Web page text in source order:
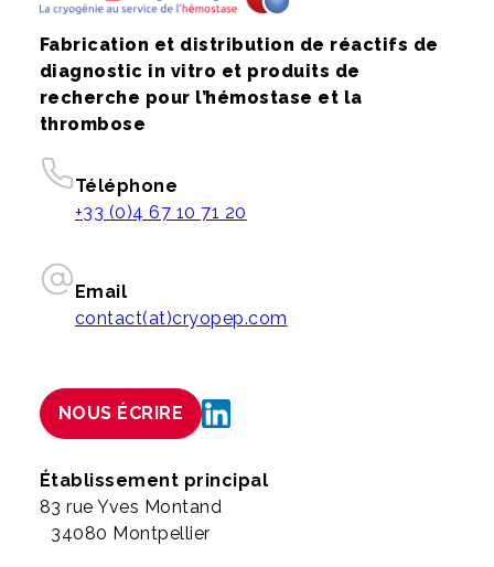
Fabrication et distribution de réactifs de
diagnostic in vitro et produits de
recherche pour l’hémostase et la
thrombose
Téléphone
+33 (0)4 67 10 71 20
Email
contact(at)cryopep.com
NOUS ÉCRIRE
Établissement principal
83 rue Yves Montand
34080 Montpellier